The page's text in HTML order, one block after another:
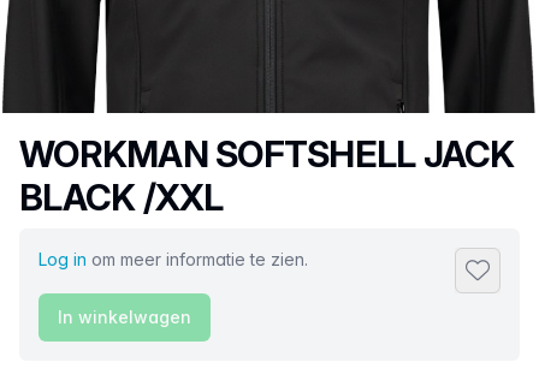
Productnaam
WORKMAN SOFTSHELL JACK
BLACK /XXL
Log in om meer informatie te zien.
In winkelwagen